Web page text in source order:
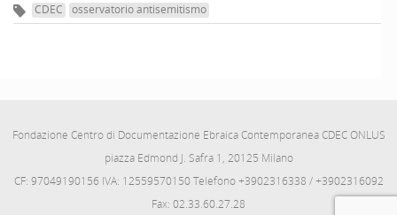
CDEC osservatorio antisemitismo
Fondazione Centro di Documentazione Ebraica Contemporanea CDEC ONLUS
piazza Edmond J. Safra 1, 20125 Milano
CF: 97049190156 IVA: 12559570150 Telefono +3902316338 / +3902316092
Fax: 02.33.60.27.28